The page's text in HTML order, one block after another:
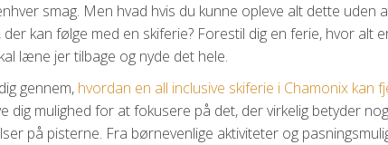
smag. Men hvad hvis du kunne opleve alt dette uden
kan følge med en skiferie? Forestil dig en ferie, hvor alt
læne jer tilbage og nyde det hele.
gennem, hvordan en all inclusive skiferie i Chamonix kan
dig mulighed for at fokusere på det, der virkelig betyder
på pisterne. Fra børnevenlige aktiviteter og